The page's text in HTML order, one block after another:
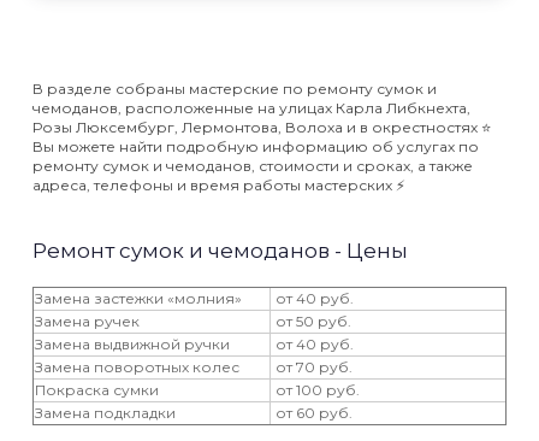
В разделе собраны мастерские по ремонту сумок и
чемоданов, расположенные на улицах Карла Либкнехта,
Розы Люксембург, Лермонтова, Волоха и в окрестностях ⭐️
Вы можете найти подробную информацию об услугах по
ремонту сумок и чемоданов, стоимости и сроках, а также
адреса, телефоны и время работы мастерских ⚡️
Ремонт сумок и чемоданов - Цены
Замена застежки «молния»
от 40 руб.
Замена ручек
от 50 руб.
Замена выдвижной ручки
от 40 руб.
Замена поворотных колес
от 70 руб.
Покраска сумки
от 100 руб.
Замена подкладки
от 60 руб.